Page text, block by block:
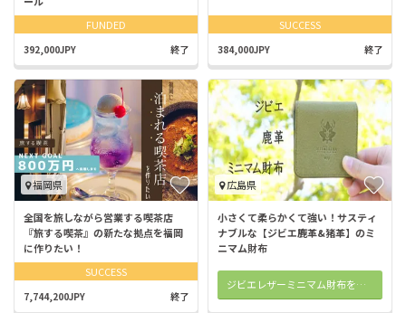
FUNDED
392,000JPY 終了
SUCCESS
384,000JPY 終了
福岡県
全国を旅しながら営業する喫茶店
『旅する喫茶』の新たな拠点を福岡
に作りたい！
SUCCESS
7,744,200JPY 終了
広島県
小さくて柔らかくて強い！サスティ
ナブルな【ジビエ鹿革&猪革】のミ
ニマム財布
ジビエレザーミニマム財布を購入する